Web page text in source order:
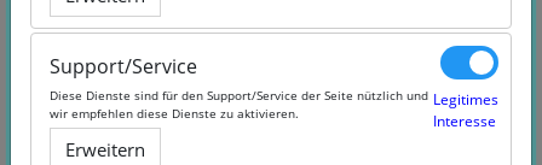
die Wasserstofftechnologie
Support/Service
Diese Dienste sind für den Support/Service der Seite nützlich und
wir empfehlen diese Dienste zu aktivieren.
Legitimes
Interesse
Erweitern
Support/Service
Diese Dienste sind für den Support/Service der Seite nützlich und
wir empfehlen diese Dienste zu aktivieren.
Legitimes
Interesse
Erweitern